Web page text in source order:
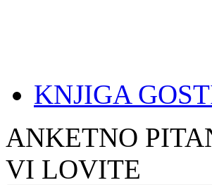
KNJIGA
ANKETNO
VI LOVITE